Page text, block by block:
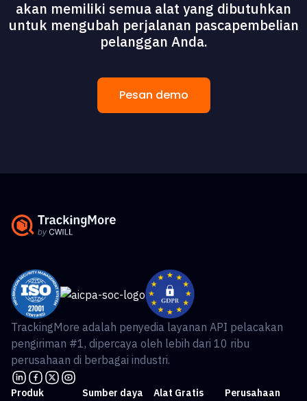
akan memiliki semua alat yang dibutuhkan
untuk mengubah perjalanan pascapembelian
pelanggan Anda.
Pesan demo
TrackingMore adalah penyedia layanan API pelacakan
pengiriman #1, dipercaya oleh lebih dari 10 ribu
perusahaan di berbagai industri.
Produk
Sumber daya
Alat Gratis
Perusahaan